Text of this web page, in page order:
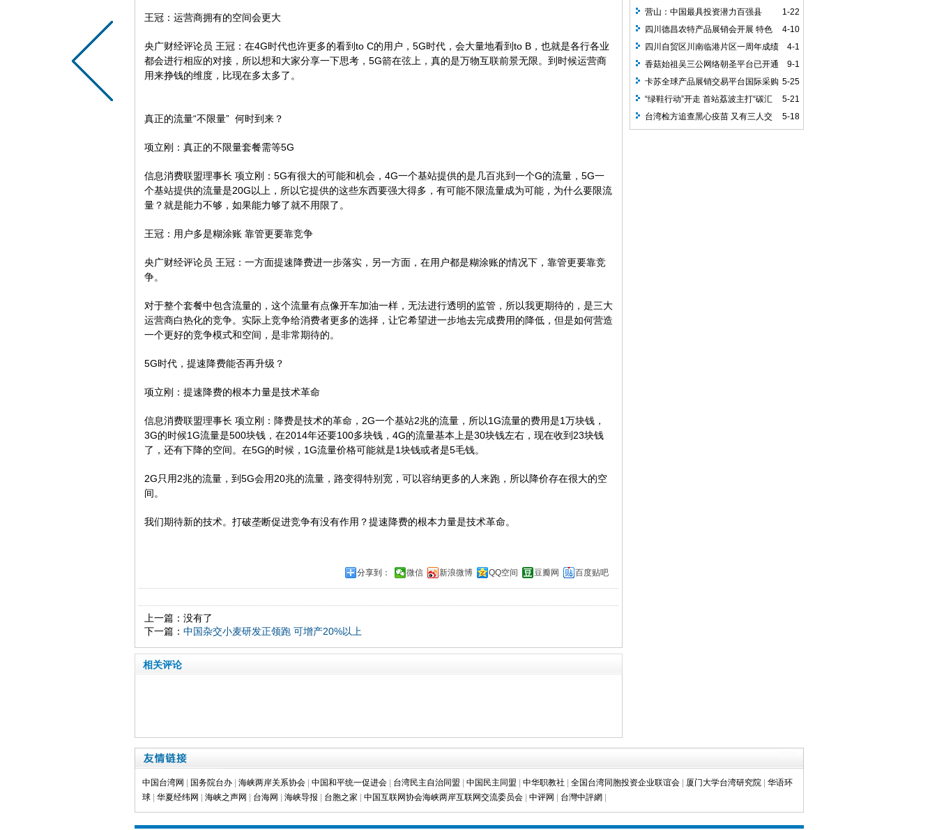
王冠：运营商拥有的空间会更大
央广财经评论员 王冠：在4G时代也许更多的看到to C的用户，5G时代，会大量地看到to B，也就是各行各业
都会进行相应的对接，所以想和大家分享一下思考，5G箭在弦上，真的是万物互联前景无限。到时候运营商
用来挣钱的维度，比现在多太多了。
真正的流量“不限量” 何时到来？
项立刚：真正的不限量套餐需等5G
信息消费联盟理事长 项立刚：5G有很大的可能和机会，4G一个基站提供的是几百兆到一个G的流量，5G一
个基站提供的流量是20G以上，所以它提供的这些东西要强大得多，有可能不限流量成为可能，为什么要限流
量？就是能力不够，如果能力够了就不用限了。
王冠：用户多是糊涂账 靠管更要靠竞争
央广财经评论员 王冠：一方面提速降费进一步落实，另一方面，在用户都是糊涂账的情况下，靠管更要靠竞
争。
对于整个套餐中包含流量的，这个流量有点像开车加油一样，无法进行透明的监管，所以我更期待的，是三大
运营商白热化的竞争。实际上竞争给消费者更多的选择，让它希望进一步地去完成费用的降低，但是如何营造
一个更好的竞争模式和空间，是非常期待的。
5G时代，提速降费能否再升级？
项立刚：提速降费的根本力量是技术革命
信息消费联盟理事长 项立刚：降费是技术的革命，2G一个基站2兆的流量，所以1G流量的费用是1万块钱，
3G的时候1G流量是500块钱，在2014年还要100多块钱，4G的流量基本上是30块钱左右，现在收到23块钱
了，还有下降的空间。在5G的时候，1G流量价格可能就是1块钱或者是5毛钱。
2G只用2兆的流量，到5G会用20兆的流量，路变得特别宽，可以容纳更多的人来跑，所以降价存在很大的空
间。
我们期待新的技术。打破垄断促进竞争有没有作用？提速降费的根本力量是技术革命。
分享到： 微信 新浪微博 QQ空间 豆瓣网 百度贴吧
上一篇：没有了
下一篇： 中国杂交小麦研发正领跑 可增产20%以上
相关评论
说
1-22
营山：中国最具投资潜力百强县
2018首场投资促进推介会在北京举行
4-10
四川德昌农特产品展销会开展 特色
商品齐亮相
4-1
四川自贸区川南临港片区一周年成绩
单：16项制度全国首创
9-1
香菇始祖吴三公网络朝圣平台已开通
5-25
卡苏全球产品展销交易平台国际采购
会完美落幕
5-21
“绿鞋行动”开走 首站荔波主打“碳汇
公益”
5-18
台湾检方追查黑心疫苗 又有三人交
中国台湾网 国务院台办 海峡两岸关系协会 中国和平统一促进会 台湾民主自治同盟 中国民主同盟 中华职教社 全国台湾同胞投资企业联谊会 厦门大学台湾研究院
华语环
球
华夏经纬网 海峡之声网 台海网 海峡导报 台胞之家 中国互联网协会海峡两岸互联网交流委员会 中评网 台灣中評網